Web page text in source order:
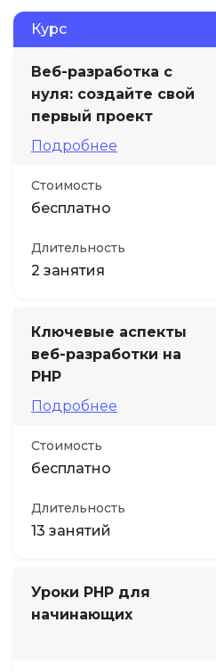
Курс
Веб-разработка с
нуля: создайте свой
первый проект
Подробнее
Стоимость
бесплатно
Длительность
2 занятия
Ключевые аспекты
веб-разработки на
PHP
Подробнее
Стоимость
бесплатно
Длительность
13 занятий
Уроки PHP для
начинающих